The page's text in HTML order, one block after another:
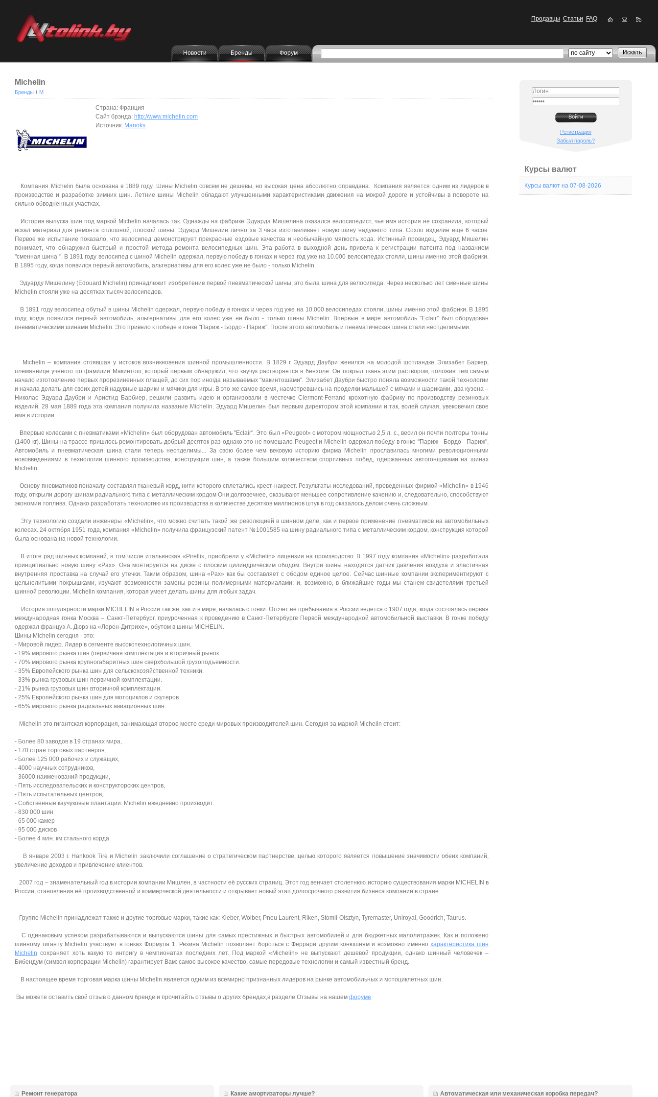
Продавцы Статьи FAQ
Новости Бренды Форум
Регистрация
Забыл пароль?
Курсы валют
Курсы валют на 07-08-2026
Michelin
Бренды / M
Страна: Франция
Сайт брэнда: http://www.michelin.com
Источник: Manoks
Компания Michelin была основана в 1889 году. Шины Michelin совсем не дешевы, но высокая цена абсолютно оправдана. Компания является одним из лидеров в
производстве и разработке зимних шин. Летние шины Michelin обладают улучшенными характеристиками движения на мокрой дороге и устойчивы в повороте на
сильно обводненных участках.
История выпуска шин под маркой Michelin началась так. Однажды на фабрике Эдуарда Мишелина оказался велосипедист, чье имя история не сохранила, который
искал материал для ремонта сплошной, плоской шины. Эдуард Мишелин лично за 3 часа изготавливает новую шину надувного типа. Сохло изделие еще 6 часов.
Первое же испытание показало, что велосипед демонстрирует прекрасные ездовые качества и необычайную мягкость хода. Истинный провидец, Эдуард Мишелин
понимает, что обнаружил быстрый и простой метода ремонта велосипедных шин. Эта работа в выходной день привела к регистрации патента под названием
"сменная шина ". В 1891 году велосипед с шиной Michelin одержал, первую победу в гонках и через год уже на 10.000 велосипедах стояли, шины именно этой фабрики.
В 1895 году, когда появился первый автомобиль, альтернативы для его колес уже не было - только Michelin.
Эдуарду Мишелину (Edouard Michelin) принадлежит изобретение первой пневматической шины, это была шина для велосипеда. Через несколько лет сменные шины
Michelin стояли уже на десятках тысяч велосипедов.
В 1891 году велосипед обутый в шины Michelin одержал, первую победу в гонках и через год уже на 10.000 велосипедах стояли, шины именно этой фабрики. В 1895
году, когда появился первый автомобиль, альтернативы для его колес уже не было - только шины Michelin. Впервые в мире автомобиль "Eclair" был оборудован
пневматическими шинами Michelin. Это привело к победе в гонке "Париж - Бордо - Париж". После этого автомобиль и пневматическая шина стали неотделимыми.
Michelin – компания стоявшая у истоков возникновения шинной промышленности. В 1829 г Эдуард Даубри женился на молодой шотландке Элизабет Баркер,
племяннице ученого по фамилии Макинтош, который первым обнаружил, что каучук растворяется в бензоле. Он покрыл ткань этим раствором, положив тем самым
начало изготовлению первых прорезиненных плащей, до сих пор иногда называемых "макинтошами". Элизабет Даубри быстро поняла возможности такой технологии
и начала делать для своих детей надувные шарики и мячики для игры. В это же самое время, насмотревшись на проделки малышей с мячами и шариками, два кузена –
Николас Эдуард Даубри и Аристид Барбиер, решили развить идею и организовали в местечке Clermont-Ferrand крохотную фабрику по производству резиновых
изделий. 28 мая 1889 года эта компания получила название Michelin. Эдуард Мишелин был первым директором этой компании и так, волей случая, увековечил свое
имя в истории.
Впервые колесами с пневматиками «Michelin» был оборудован автомобиль "Eclair". Это был «Peugeot» с мотором мощностью 2,5 л. с., весил он почти полторы тонны
(1400 кг). Шины на трассе пришлось ремонтировать добрый десяток раз однако это не помешало Peugeot и Michelin одержал победу в гонке "Париж - Бордо - Париж".
Автомобиль и пневматическая шина стали теперь неотделимы... За свою более чем вековую историю фирма Michelin прославилась многими революционными
нововведениями в технологии шинного производства, конструкции шин, а также большим количеством спортивных побед, одержанных автогонщиками на шинах
Michelin.
Основу пневматиков поначалу составлял тканевый корд, нити которого сплетались крест-накрест. Результаты исследований, проведенных фирмой «Michelin» в 1946
году, открыли дорогу шинам радиального типа с металлическим кордом Они долговечнее, оказывают меньшее сопротивление качению и, следовательно, способствуют
экономии топлива. Однако разработать технологию их производства в количестве десятков миллионов штук в год оказалось делом очень сложным.
Эту технологию создали инженеры «Michelin», что можно считать такой же революцией в шинном деле, как и первое применение пневматиков на автомобильных
колесах. 24 октября 1951 года, компания «Michelin» получила французский патент №1001585 на шину радиального типа с металлическим кордом, конструкция которой
была основана на новой технологии.
В итоге ряд шинных компаний, в том числе итальянская «Pirelli», приобрели у «Michelin» лицензии на производство. В 1997 году компания «Michelin» разработала
принципиально новую шину «Pax». Она монтируется на диске с плоским цилиндрическим ободом. Внутри шины находятся датчик давления воздуха и эластичная
внутренняя проставка на случай его утечки. Таким образом, шина «Pax» как бы составляет с ободом единое целое. Сейчас шинные компании экспериментируют с
цельнолитыми покрышками, изучают возможности замены резины полимерными материалами, и, возможно, в ближайшие годы мы станем свидетелями третьей
шинной революции. Michelin компания, которая умеет делать шины для любых задач.
История популярности марки MICHELIN в России так же, как и в мире, началась с гонки. Отсчет её пребывания в России ведется с 1907 года, когда состоялась первая
международная гонка Москва – Санкт-Петербург, приуроченная к проведению в Санкт-Петербурге Первой международной автомобильной выставки. В гонке победу
одержал француз А. Дюрэ на «Лорен-Дитрихе», обутом в шины MICHELIN.
Шины Michelin сегодня - это:
- Мировой лидер. Лидер в сегменте высокотехнологичных шин.
- 19% мирового рынка шин (первичная комплектация и вторичный рынок.
- 70% мирового рынка крупногабаритных шин сверхбольшой грузоподъемности.
- 35% Европейского рынка шин для сельскохозяйственной техники.
- 33% рынка грузовых шин первичной комплектации.
- 21% рынка грузовых шин вторичной комплектации.
- 25% Европейского рынка шин для мотоциклов и скутеров
- 65% мирового рынка радиальных авиационных шин.
Michelin это гигантская корпорация, занимающая второе место среди мировых производителей шин. Сегодня за маркой Michelin стоит:
- Более 80 заводов в 19 странах мира,
- 170 стран торговых партнеров,
- Более 125 000 рабочих и служащих,
- 4000 научных сотрудников,
- 36000 наименований продукции,
- Пять исследовательских и конструкторских центров,
- Пять испытательных центров,
- Собственные каучуковые плантации. Michelin ежедневно производит:
- 830 000 шин
- 65 000 камер
- 95 000 дисков
- Более 4 млн. км стального корда.
В январе 2003 г. Hankook Tire и Michelin заключили соглашение о стратегическом партнерстве, целью которого является повышение значимости обеих компаний,
увеличение доходов и привлечение клиентов.
2007 год – знаменательный год в истории компании Мишлен, в частности её русских страниц. Этот год венчает столетнюю историю существования марки MICHELIN в
России, становления её производственной и коммерческой деятельности и открывает новый этап долгосрочного развития бизнеса компании в стране.
Группе Michelin принадлежат также и другие торговые марки, такие как: Kleber, Wolber, Pneu Laurent, Riken, Stomil-Olsztyn, Tyremaster, Uniroyal, Goodrich, Taurus.
С одинаковым успехом разрабатываются и выпускаются шины для самых престижных и быстрых автомобилей и для бюджетных малолитражек. Как и положено
шинному гиганту Michelin участвует в гонках Формула 1. Резина Michelin позволяет бороться с Феррари другим конюшням и возможно именнохарактеристика шин
Michelin сохраняет хоть какую то интригу в чемпионатах последних лет. Под маркой «Michelin» не выпускают дешевой продукции, однако шинный человечек –
Бибендум (символ корпорации Michelin) гарантирует Вам: самое высокое качество, самые передовые технологии и самый известный бренд.
В настоящее время торговая марка шины Michelin является одним из всемирно признанных лидеров на рынке автомобильных и мотоциклетных шин.
Вы можете оставить свой отзыв о данном бренде и прочитайть отзывы о других брендах,в разделе Отзывы на нашем форуме
Ремонт генератора Какие амортизаторы лучше? Автоматическая или механическая коробка передач?